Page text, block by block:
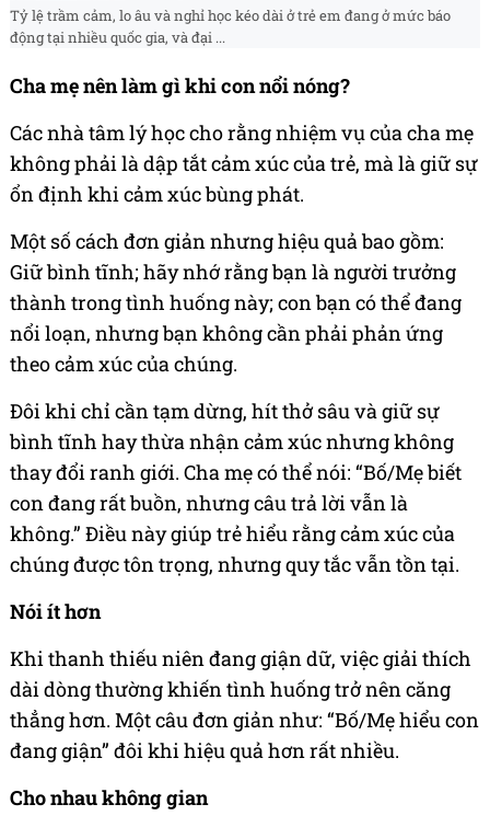
Tỷ lệ trầm cảm, lo âu và nghỉ học kéo dài ở trẻ em đang ở mức báo
động tại nhiều quốc gia, và đại ...
Cha mẹ nên làm gì khi con nổi nóng?
Các nhà tâm lý học cho rằng nhiệm vụ của cha mẹ
không phải là dập tắt cảm xúc của trẻ, mà là giữ sự
ổn định khi cảm xúc bùng phát.
Một số cách đơn giản nhưng hiệu quả bao gồm:
Giữ bình tĩnh; hãy nhớ rằng bạn là người trưởng
thành trong tình huống này; con bạn có thể đang
nổi loạn, nhưng bạn không cần phải phản ứng
theo cảm xúc của chúng.
Đôi khi chỉ cần tạm dừng, hít thở sâu và giữ sự
bình tĩnh hay thừa nhận cảm xúc nhưng không
thay đổi ranh giới. Cha mẹ có thể nói: “Bố/Mẹ biết
con đang rất buồn, nhưng câu trả lời vẫn là
không.” Điều này giúp trẻ hiểu rằng cảm xúc của
chúng được tôn trọng, nhưng quy tắc vẫn tồn tại.
Nói ít hơn
Khi thanh thiếu niên đang giận dữ, việc giải thích
dài dòng thường khiến tình huống trở nên căng
thẳng hơn. Một câu đơn giản như: “Bố/Mẹ hiểu con
đang giận” đôi khi hiệu quả hơn rất nhiều.
Cho nhau không gian